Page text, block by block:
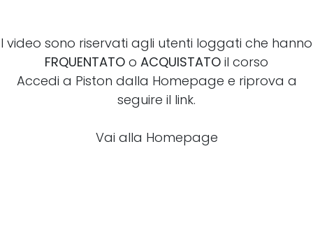
I video sono riservati agli utenti loggati che hanno
FRQUENTATO o ACQUISTATO il corso
Accedi a Piston dalla Homepage e riprova a
seguire il link.
Vai alla Homepage